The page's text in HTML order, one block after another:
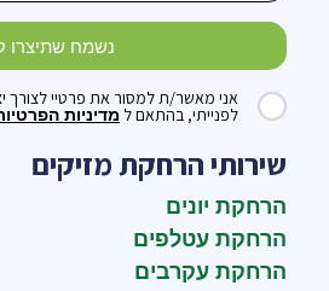
אני מאשר/ת למסור את פרטיי לצורך
לפנייתי, בהתאם ל מדיניות
נשמח שתיצרו
שירותי הרחקת מזיקים
הרחקת יונים
הרחקת עטלפים
הרחקת עקרבים